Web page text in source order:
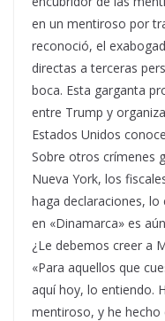
en un mentiroso por
reconoció, el
directas a terceras
boca. Esta garganta
entre Trump y
Estados Unidos
Sobre otros crímenes
Nueva York, los
haga declaraciones,
en «Dinamarca» es
¿Le debemos creer a
«Para aquellos que
aquí hoy, lo entiendo.
mentiroso, y he